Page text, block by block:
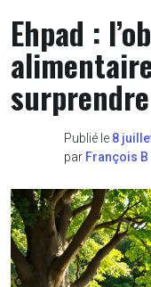
Ehpad :
Publié le 8
par François B